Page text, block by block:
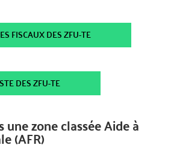
FISCAUX DES ZFU-TE
DES ZFU-TE
zone classée Aide à
(AFR)